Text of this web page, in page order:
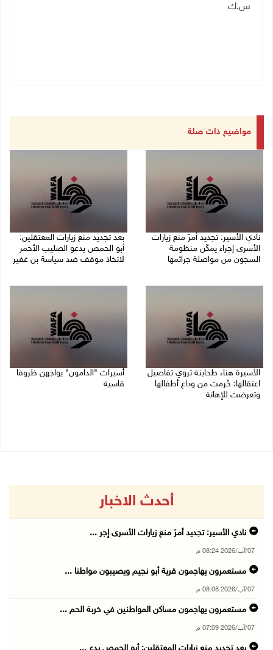
س.ك
مواضيع ذات صلة
نادي الأسير: تجديد أمرَ منع زيارات
الأسرى إجراء يمكّن منظومة
السجون من مواصلة جرائمها
بعد تجديد منع زيارات المعتقلين:
أبو الحمص يدعو الصليب الأحمر
لاتخاذ موقف ضد سياسة بن غفير
الأسيرة هناء طحاينة تروي تفاصيل
اعتقالها: حُرمت من وداع أطفالها
وتعرضت للإهانة
أسيرات "الدامون" يواجهن ظروفا
قاسية
أحدث الاخبار
نادي الأسير: تجديد أمرَ منع زيارات الأسرى إجر ...
07/آب/2026 08:24 م
مستعمرون يهاجمون قرية أبو نجيم ويصيبون مواطنا ...
07/آب/2026 08:08 م
مستعمرون يهاجمون مساكن المواطنين في خربة الحم ...
07/آب/2026 07:09 م